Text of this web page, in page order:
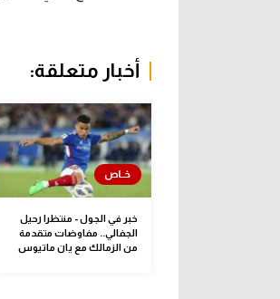
أخبار متعلقة:
خبر في الجول - منتظرا رحيل
الجفالي.. مفاوضات متقدمة
من الزمالك مع يان ماتيوس